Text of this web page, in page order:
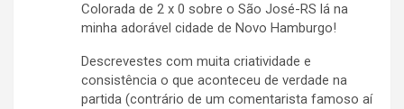
Colorada de 2 x 0 sobre o São José-RS lá na
minha adorável cidade de Novo Hamburgo!
Descrevestes com muita criatividade e
consistência o que aconteceu de verdade na
partida (contrário de um comentarista famoso aí